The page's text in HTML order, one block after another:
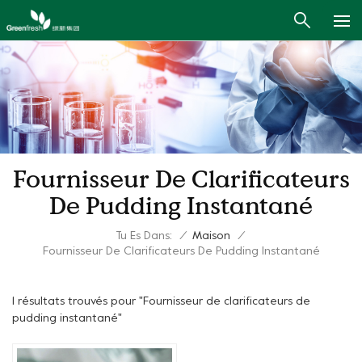
Fournisseur De Clarificateurs
De Pudding Instantané
Tu Es Dans: / Maison
/
Fournisseur De Clarificateurs De Pudding Instantané
1 résultats trouvés pour "Fournisseur de clarificateurs de
pudding instantané"